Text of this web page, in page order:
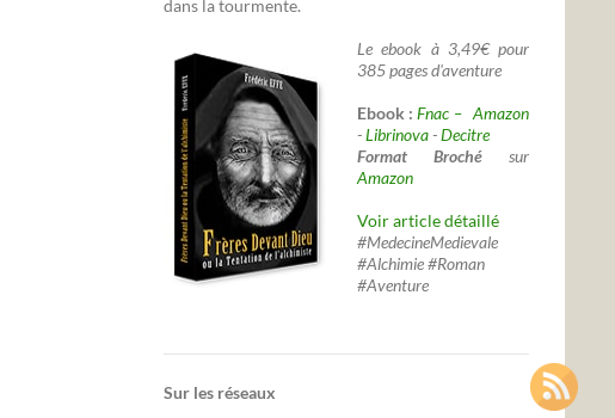
dans la tourmente.
Le ebook à 3,49€ pour
385 pages d'aventure
Ebook :Fnac – Amazon
-Librinova-Decitre
Format Broché sur
Amazon
Voir article détaillé
#MedecineMedievale
#Alchimie #Roman
#Aventure
Sur les réseaux